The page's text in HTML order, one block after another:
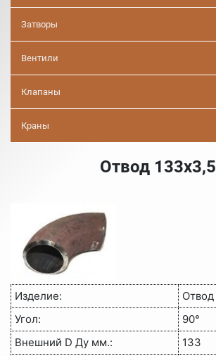
Затворы
Вентили
Клапаны
Краны
Отвод 133х3,5
Изделие:
Отвод
Угол:
90°
Внешний D Ду мм.:
133